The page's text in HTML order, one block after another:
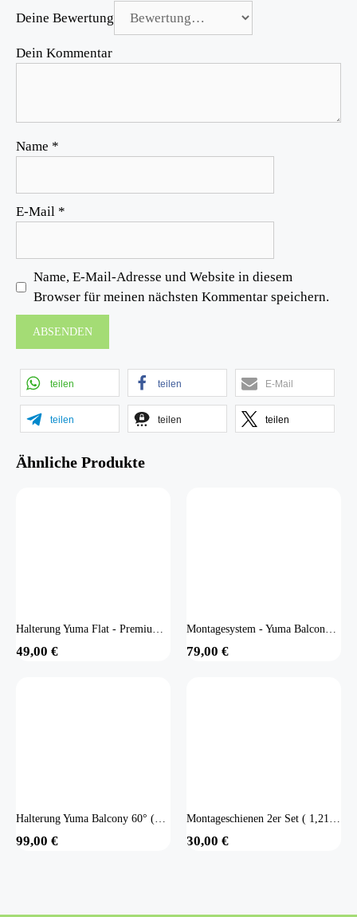
Deine Bewertung
Dein Kommentar
Name *
E-Mail *
Name, E-Mail-Adresse und Website in diesem
Browser für meinen nächsten Kommentar speichern.
teilen teilen E-Mail
teilen teilen teilen
Ähnliche Produkte
Halterung Yuma Flat - Premium (Flachdach- oder Bodenmontage)
49,00 €
Montagesystem - Yuma Balcony 90° ( bis 117 cm Modulbreite)
79,00 €
Halterung Yuma Balcony 60° (Balkonmontage) mit Extension
99,00 €
Montageschienen 2er Set ( 1,21m)
30,00 €